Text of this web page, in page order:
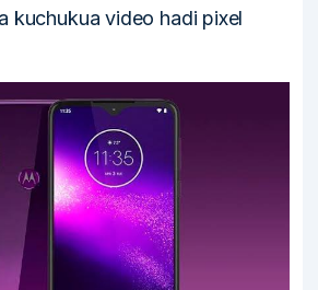
kuchukua video hadi pixel